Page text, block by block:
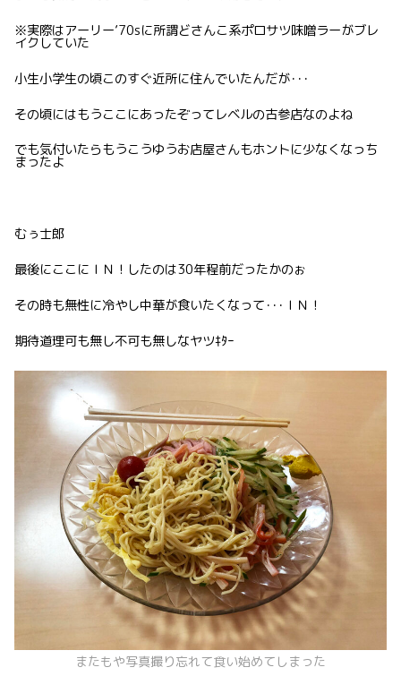
※実際はアーリー’70sに所謂どさんこ系ポロサツ味噌ラーがブレ
イクしていた
小生小学生の頃このすぐ近所に住んでいたんだが･･･
その頃にはもうここにあったぞってレベルの古参店なのよね
でも気付いたらもうこうゆうお店屋さんもホントに少なくなっち
まったよ
むぅ士郎
最後にここにＩＮ！したのは30年程前だったかのぉ
その時も無性に冷やし中華が食いたくなって･･･ＩＮ！
期待道理可も無し不可も無しなヤツｷﾀｰ
またもや写真撮り忘れて食い始めてしまった